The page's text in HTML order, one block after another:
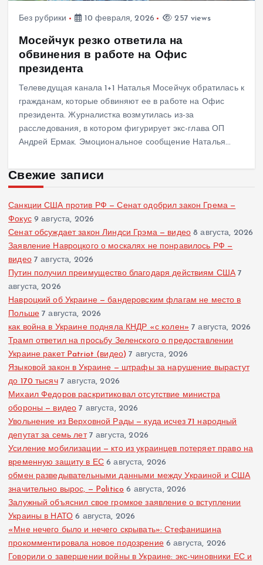
Без рубрики 10 февраля, 2026 257 views
Мосейчук резко ответила на
обвинения в работе на Офис
президента
Телеведущая канала 1+1 Наталья Мосейчук обратилась к
гражданам, которые обвиняют ее в работе на Офис
президента. Журналистка возмутилась из-за
расследования, в котором фигурирует экс-глава ОП
Андрей Ермак. Эмоциональное сообщение Наталья…
Свежие записи
Санкции США против РФ — Сенат одобрил закон Грема —
Фокус 9 августа, 2026
Сенат обсуждает закон Линдси Грэма — видео 8 августа, 2026
Заявление Навроцкого о москалях не понравилось РФ —
видео 7 августа, 2026
Путин получил преимущество благодаря действиям США 7
августа, 2026
Навроцкий об Украине — бандеровским флагам не место в
Польше 7 августа, 2026
как война в Украине подняла КНДР «с колен» 7 августа, 2026
Трамп ответил на просьбу Зеленского о предоставлении
Украине ракет Patriot (видео) 7 августа, 2026
Языковой закон в Украине — штрафы за нарушение вырастут
до 170 тысяч 7 августа, 2026
Михаил Федоров раскритиковал отсутствие министра
обороны — видео 7 августа, 2026
Увольнение из Верховной Рады — куда исчез 71 народный
депутат за семь лет 7 августа, 2026
Усиление мобилизации — кто из украинцев потеряет право на
временную защиту в ЕС 6 августа, 2026
обмен разведывательными данными между Украиной и США
значительно вырос, — Politico 6 августа, 2026
Залужный объяснил свое громкое заявление о вступлении
Украины в НАТО 6 августа, 2026
«Мне нечего было и нечего скрывать»: Стефанишина
прокомментировала новое подозрение 6 августа, 2026
Говорили о завершении войны в Украине: экс-чиновники ЕС и